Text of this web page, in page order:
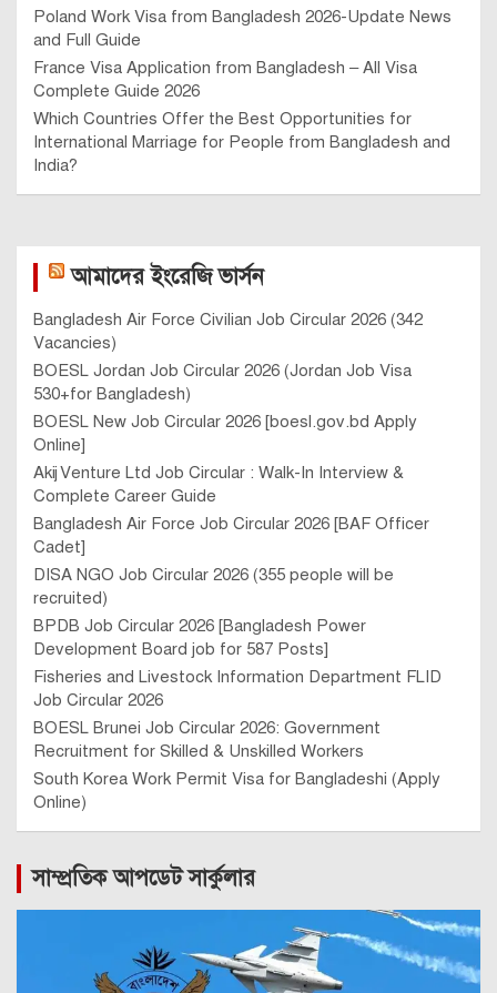
Poland Work Visa from Bangladesh 2026-Update News
and Full Guide
France Visa Application from Bangladesh – All Visa
Complete Guide 2026
Which Countries Offer the Best Opportunities for
International Marriage for People from Bangladesh and
India?
আমাদের ইংরেজি ভার্সন
Bangladesh Air Force Civilian Job Circular 2026 (342
Vacancies)
BOESL Jordan Job Circular 2026 (Jordan Job Visa
530+for Bangladesh)
BOESL New Job Circular 2026 [boesl.gov.bd Apply
Online]
Akij Venture Ltd Job Circular : Walk-In Interview &
Complete Career Guide
Bangladesh Air Force Job Circular 2026 [BAF Officer
Cadet]
DISA NGO Job Circular 2026 (355 people will be
recruited)
BPDB Job Circular 2026 [Bangladesh Power
Development Board job for 587 Posts]
Fisheries and Livestock Information Department FLID
Job Circular 2026
BOESL Brunei Job Circular 2026: Government
Recruitment for Skilled & Unskilled Workers
South Korea Work Permit Visa for Bangladeshi (Apply
Online)
সাম্প্রতিক আপডেট সার্কুলার